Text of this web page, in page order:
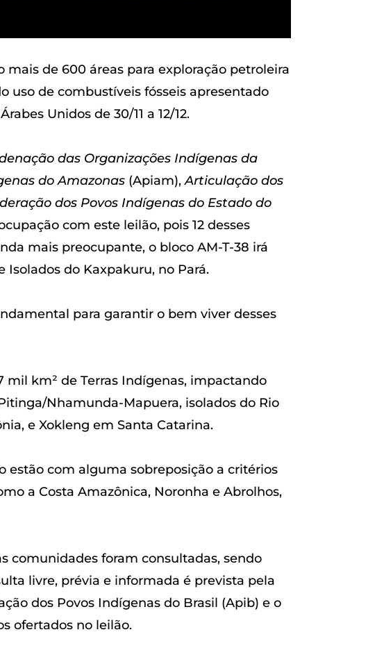
mais de 600 áreas para exploração petroleira
uso de combustíveis fósseis apresentado
Unidos de 30/11 a 12/12.
das Organizações Indígenas da
do Amazonas (Apiam),Articulação dos
dos Povos Indígenas do Estado do
com este leilão, pois 12 desses
mais preocupante, o bloco AM-T-38 irá
do Kaxpakuru, no Pará.
para garantir o bem viver desses
mil km² de Terras Indígenas, impactando
Nhamunda-Mapuera, isolados do Rio
e Xokleng em Santa Catarina.
estão com alguma sobreposição a critérios
a Costa Amazônica, Noronha e Abrolhos,
comunidades foram consultadas, sendo
livre, prévia e informada é prevista pela
dos Povos Indígenas do Brasil (Apib) e o
ofertados no leilão.